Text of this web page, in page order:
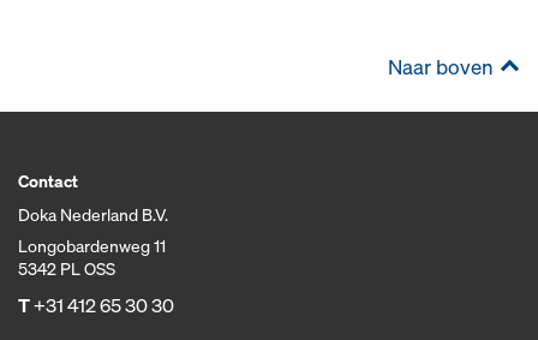
Naar boven
Contact
Doka Nederland B.V.
Longobardenweg 11
5342 PL OSS
T+31 412 65 30 30